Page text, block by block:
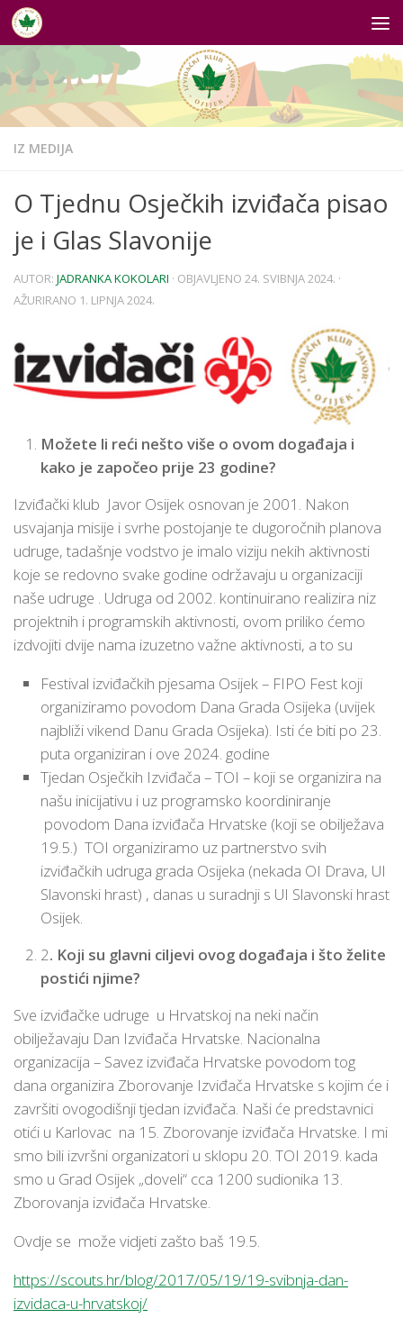
Skip to content
IZ MEDIJA
O Tjednu Osječkih izviđača pisao
je i Glas Slavonije
AUTOR: JADRANKA KOKOLARI · OBJAVLJENO 24. SVIBNJA 2024. ·
AŽURIRANO 1. LIPNJA 2024.
Možete li reći nešto više o ovom događaja i
kako je započeo prije 23 godine?
Izviđački klub Javor Osijek osnovan je 2001. Nakon
usvajanja misije i svrhe postojanje te dugoročnih planova
udruge, tadašnje vodstvo je imalo viziju nekih aktivnosti
koje se redovno svake godine održavaju u organizaciji
naše udruge . Udruga od 2002. kontinuirano realizira niz
projektnih i programskih aktivnosti, ovom priliko ćemo
izdvojiti dvije nama izuzetno važne aktivnosti, a to su
Festival izviđačkih pjesama Osijek – FIPO Fest koji
organiziramo povodom Dana Grada Osijeka (uvijek
najbliži vikend Danu Grada Osijeka). Isti će biti po 23.
puta organiziran i ove 2024. godine
Tjedan Osječkih Izviđača – TOI – koji se organizira na
našu inicijativu i uz programsko koordiniranje
povodom Dana izviđača Hrvatske (koji se obilježava
19.5.) TOI organiziramo uz partnerstvo svih
izviđačkih udruga grada Osijeka (nekada OI Drava, UI
Slavonski hrast) , danas u suradnji s UI Slavonski hrast
Osijek.
2. Koji su glavni ciljevi ovog događaja i što želite
postići njime?
Sve izviđačke udruge u Hrvatskoj na neki način
obilježavaju Dan Izviđača Hrvatske. Nacionalna
organizacija – Savez izviđača Hrvatske povodom tog
dana organizira Zborovanje Izviđača Hrvatske s kojim će i
završiti ovogodišnji tjedan izviđača. Naši će predstavnici
otići u Karlovac na 15. Zborovanje izviđača Hrvatske. I mi
smo bili izvršni organizatori u sklopu 20. TOI 2019. kada
smo u Grad Osijek „doveli“ cca 1200 sudionika 13.
Zborovanja izviđača Hrvatske.
Ovdje se može vidjeti zašto baš 19.5.
https://scouts.hr/blog/2017/05/19/19-svibnja-dan-
izvidaca-u-hrvatskoj/